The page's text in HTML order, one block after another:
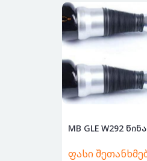
MB GLE W292
ფასი